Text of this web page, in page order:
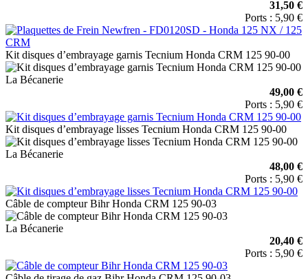
31,50 €
Ports : 5,90 €
Kit disques d’embrayage garnis Tecnium Honda CRM 125 90-00
La Bécanerie
49,00 €
Ports : 5,90 €
Kit disques d’embrayage lisses Tecnium Honda CRM 125 90-00
La Bécanerie
48,00 €
Ports : 5,90 €
Câble de compteur Bihr Honda CRM 125 90-03
La Bécanerie
20,40 €
Ports : 5,90 €